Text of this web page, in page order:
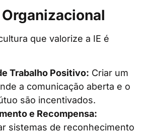
que valorize a IE é
Trabalho Positivo: Criar um
a comunicação aberta e o
são incentivados.
e Recompensa:
sistemas de reconhecimento